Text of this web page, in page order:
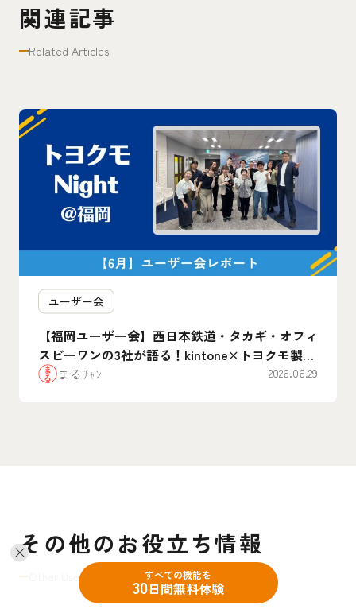
関連記事
Related Articles
ユーザー会
【福岡ユーザー会】西日本鉄道・タカギ・オフィ
スビーワンの3社が語る！kintone×トヨクモ製品
のリアルな”腹割”活用事例まとめ
まるﾁｬﾝ 2026.06.29
その他のお役立ち情報
Other Useful Informationすべての機能を
30日間無料体験